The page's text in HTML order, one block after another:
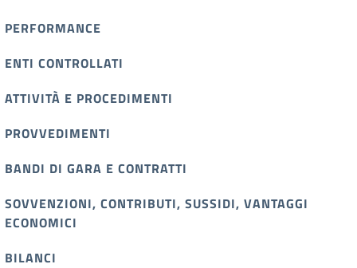
PERFORMANCE
ENTI CONTROLLATI
ATTIVITÀ E PROCEDIMENTI
PROVVEDIMENTI
BANDI DI GARA E CONTRATTI
SOVVENZIONI, CONTRIBUTI, SUSSIDI, VANTAGGI
ECONOMICI
BILANCI